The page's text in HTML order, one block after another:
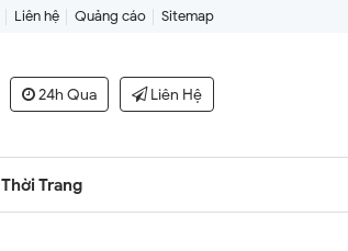
Liên hệ Quảng cáo Sitemap
24h Qua Liên Hệ
Thời Trang